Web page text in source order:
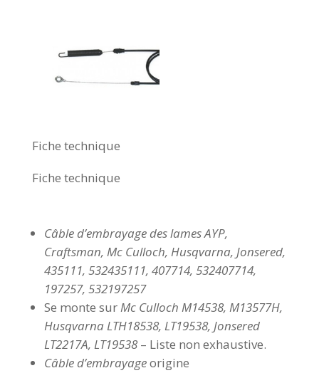
Fiche technique
Fiche technique
Câble d’embrayage des lames AYP,
Craftsman, Mc Culloch, Husqvarna, Jonsered,
435111, 532435111, 407714, 532407714,
197257, 532197257
Se monte surMc Culloch M14538, M13577H,
Husqvarna LTH18538, LT19538, Jonsered
LT2217A, LT19538– Liste non exhaustive.
Câble d’embrayageorigine